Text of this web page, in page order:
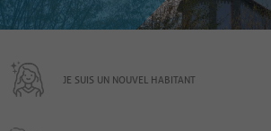
JE SUIS UN NOUVEL HABITANT